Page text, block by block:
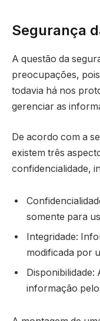
Segurança
A questão da
preocupações,
todavia há nos
gerenciar as
De acordo com a
existem três
confidencialidade,
somente para
Integridade:
modificada por
Disponibilidade:
informação